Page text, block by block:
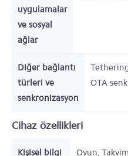
uygulamalar
ve sosyal
ağlar
Diğer bağlantı
türleri ve
senkronizasyon
OTA
Cihaz özellikleri
Kişisel bilgi
Oyun,